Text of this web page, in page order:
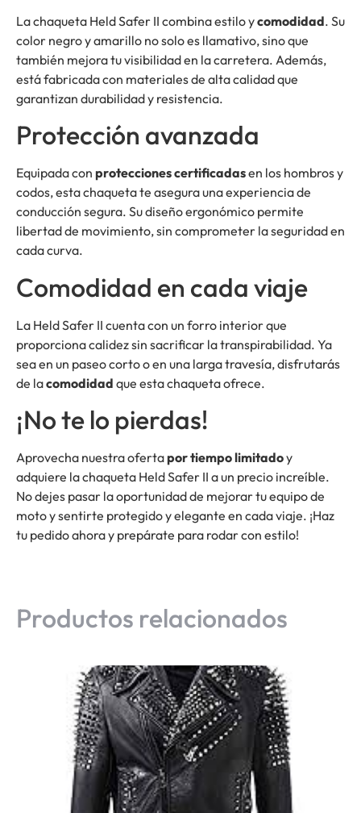
La chaqueta Held Safer II combina estilo ycomodidad. Su
color negro y amarillo no solo es llamativo, sino que
también mejora tu visibilidad en la carretera. Además,
está fabricada con materiales de alta calidad que
garantizan durabilidad y resistencia.
Protección avanzada
Equipada con protecciones certificadasen los hombros y
codos, esta chaqueta te asegura una experiencia de
conducción segura. Su diseño ergonómico permite
libertad de movimiento, sin comprometer la seguridad en
cada curva.
Comodidad en cada viaje
La Held Safer II cuenta con un forro interior que
proporciona calidez sin sacrificar la transpirabilidad. Ya
sea en un paseo corto o en una larga travesía, disfrutarás
de lacomodidad que esta chaqueta ofrece.
¡No te lo pierdas!
Aprovecha nuestra ofertapor tiempo limitadoy
adquiere la chaqueta Held Safer II a un precio increíble.
No dejes pasar la oportunidad de mejorar tu equipo de
moto y sentirte protegido y elegante en cada viaje. ¡Haz
tu pedido ahora y prepárate para rodar con estilo!
Productos relacionados